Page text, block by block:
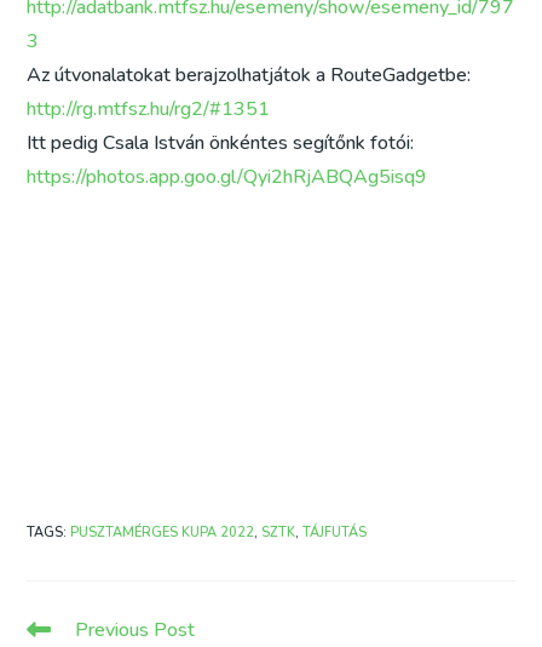
http://adatbank.mtfsz.hu/esemeny/show/esemeny_id/797
3
Az útvonalatokat berajzolhatjátok a RouteGadgetbe:
http://rg.mtfsz.hu/rg2/#1351
Itt pedig Csala István önkéntes segítőnk fotói:
https://photos.app.goo.gl/Qyi2hRjABQAg5isq9
TAGS:PUSZTAMÉRGES KUPA 2022, SZTK, TÁJFUTÁS
Read
Previous Post